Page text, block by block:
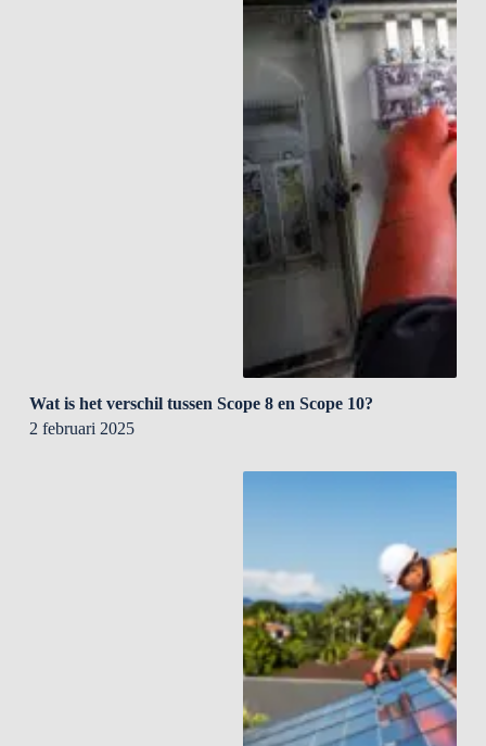
Wat is het verschil tussen Scope 8 en Scope 10?
2 februari 2025